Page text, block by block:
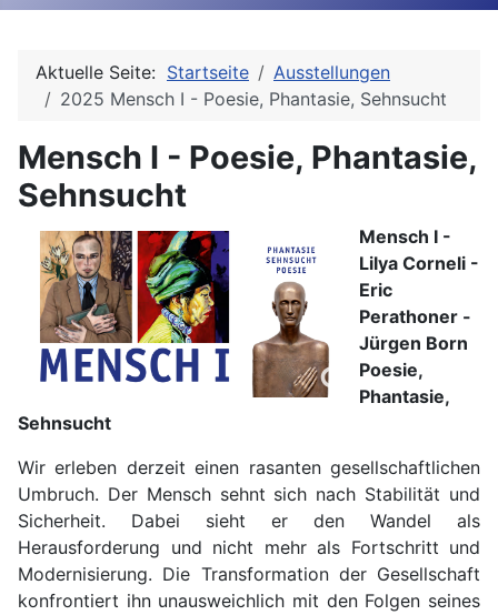
Aktuelle Seite: Startseite
Ausstellungen
2025 Mensch I - Poesie, Phantasie, Sehnsucht
Mensch I - Poesie, Phantasie,
Sehnsucht
Mensch I -
Lilya Corneli -
Eric
Perathoner -
Jürgen Born
Poesie,
Phantasie,
Sehnsucht
Wir erleben derzeit einen rasanten gesellschaftlichen
Umbruch. Der Mensch sehnt sich nach Stabilität und
Sicherheit. Dabei sieht er den Wandel als
Herausforderung und nicht mehr als Fortschritt und
Modernisierung. Die Transformation der Gesellschaft
konfrontiert ihn unausweichlich mit den Folgen seines